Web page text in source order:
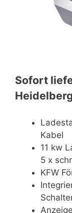
Sofort
Kabel
11 kw
5 x
KFW